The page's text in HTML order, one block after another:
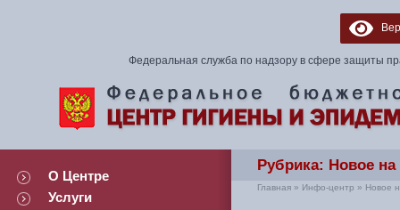
Федеральная служба по надзору в сфере защиты
О Центре
Услуги
Рубрика: Новое на
Главная » Инфо-центр » Новое